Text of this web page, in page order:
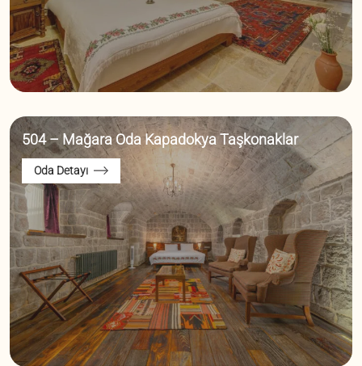
504 – Mağara Oda Kapadokya Taşkonaklar
Oda Detayı